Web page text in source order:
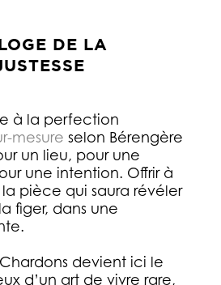
DE LA
à la perfection
mesure selon Bérengère
un lieu, pour une
une intention. Offrir à
pièce qui saura révéler
figer, dans une
devient ici le
d’un art de vivre rare,